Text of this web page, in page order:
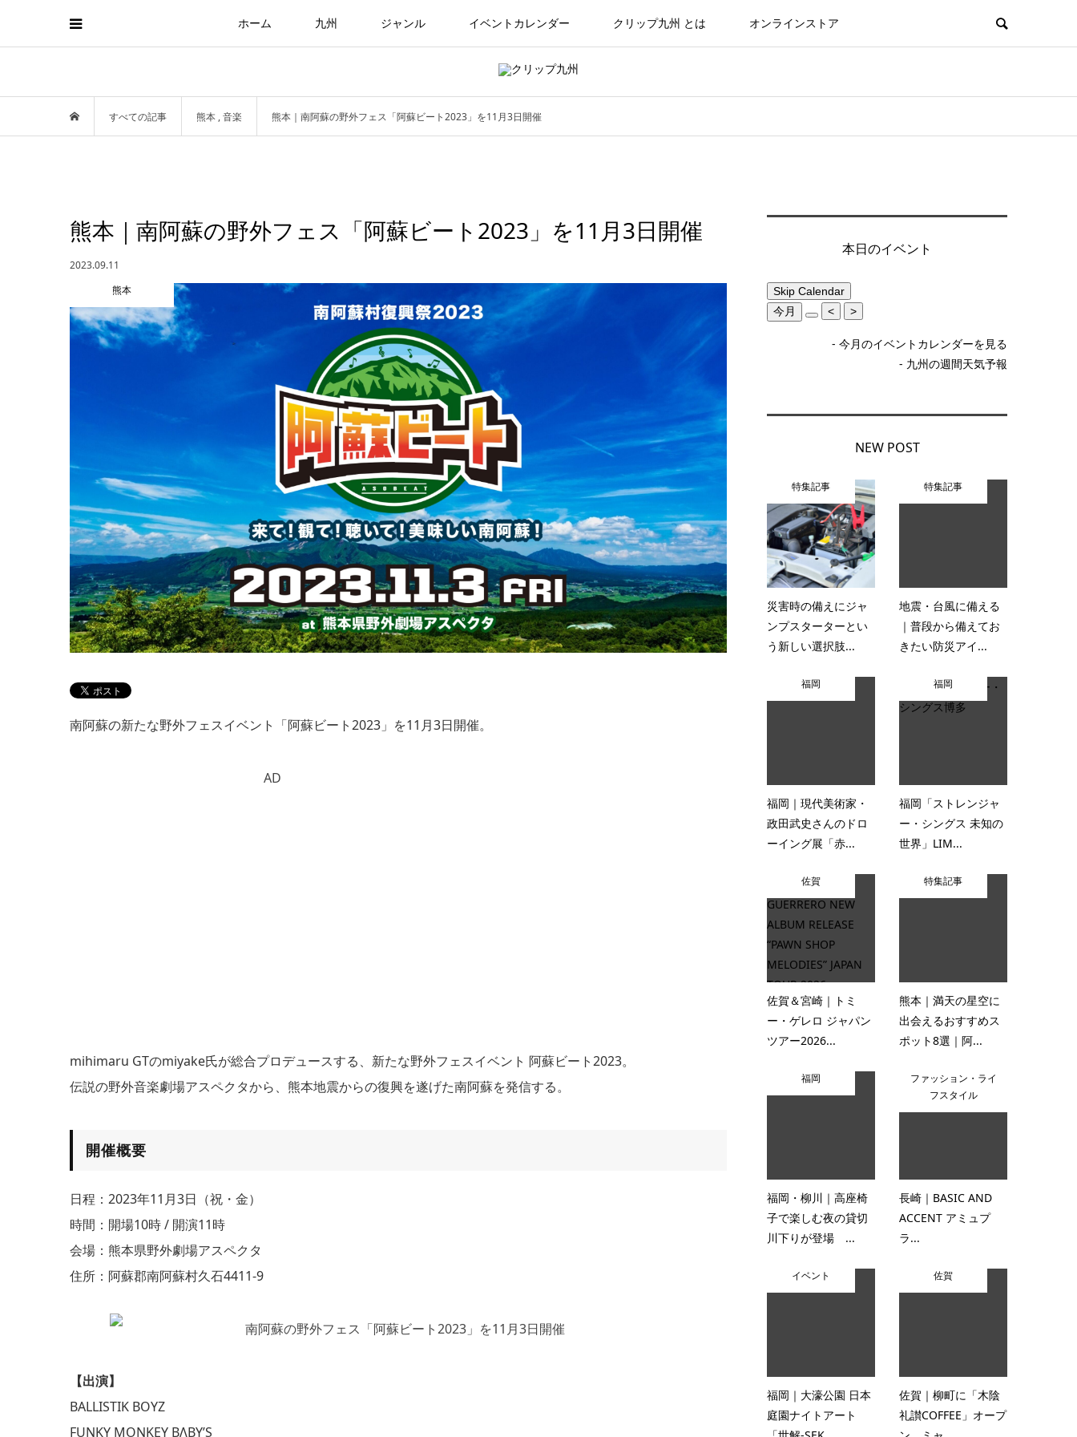
ホーム 九州 ジャンル イベントカレンダー クリップ九州 とは オンラインストア
すべての記事 熊本 ,音楽 熊本｜南阿蘇の野外フェス「阿蘇ビート2023」を11月3日開催
熊本｜南阿蘇の野外フェス「阿蘇ビート2023」を11月3日開催
2023.09.11
熊本
南阿蘇の新たな野外フェスイベント「阿蘇ビート2023」を11月3日開催。
AD
mihimaru GTのmiyake氏が総合プロデュースする、新たな野外フェスイベント 阿蘇ビート2023。
伝説の野外音楽劇場アスペクタから、熊本地震からの復興を遂げた南阿蘇を発信する。
開催概要
日程：2023年11月3日（祝・金）
時間：開場10時 / 開演11時
会場：熊本県野外劇場アスペクタ
住所：阿蘇郡南阿蘇村久石4411-9
【出演】
BALLISTIK BOYZ
FUNKY MONKEY BΛBY’S
本日のイベント
Skip Calendar
今月
< >
- 今月のイベントカレンダーを見る
- 九州の週間天気予報
NEW POST
特集記事
災害時の備えにジャ
ンプスターターとい
う新しい選択肢...
特集記事
地震・台風に備える
｜普段から備えてお
きたい防災アイ...
福岡
福岡｜現代美術家・
政田武史さんのドロ
ーイング展「赤...
福岡
福岡「ストレンジャ
ー・シングス 未知の
世界」LIM...
佐賀
佐賀＆宮崎｜トミ
ー・ゲレロ ジャパン
ツアー2026...
特集記事
熊本｜満天の星空に
出会えるおすすめス
ポット8選｜阿...
福岡
福岡・柳川｜高座椅
子で楽しむ夜の貸切
川下りが登場 ...
ファッション・ライ
フスタイル
長崎｜BASIC AND
ACCENT アミュプ
ラ...
イベント
福岡｜大濠公園 日本
庭園ナイトアート
佐賀
佐賀｜柳町に「木陰
礼讃COFFEE」オープ